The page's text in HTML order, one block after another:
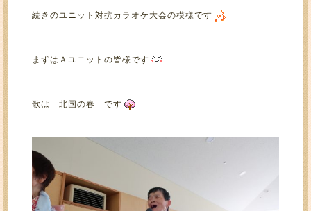
続きのユニット対抗カラオケ大会の模様です
まずはＡユニットの皆様です
歌は 北国の春 です